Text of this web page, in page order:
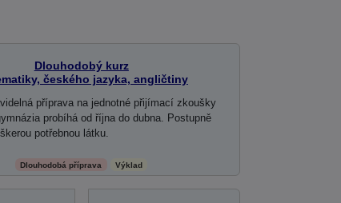
Dlouhodobý kurz
českého jazyka, angličtiny
příprava na jednotné přijímací zkoušky
probíhá od října do dubna. Postupně
potřebnou látku.
Dlouhodobá příprava Výklad